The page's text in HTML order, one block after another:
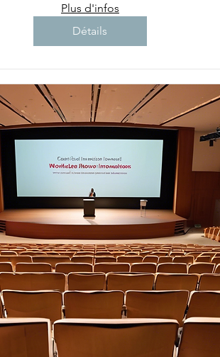
Plus d'infos
Détails